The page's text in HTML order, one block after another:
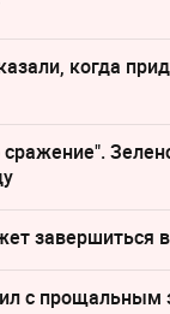
когда
завершиться
с прощальным